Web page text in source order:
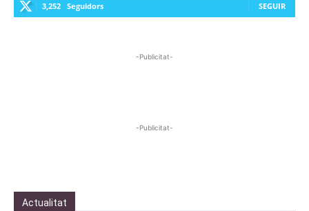
3,252 Seguidors SEGUIR
-Publicitat-
-Publicitat-
Actualitat